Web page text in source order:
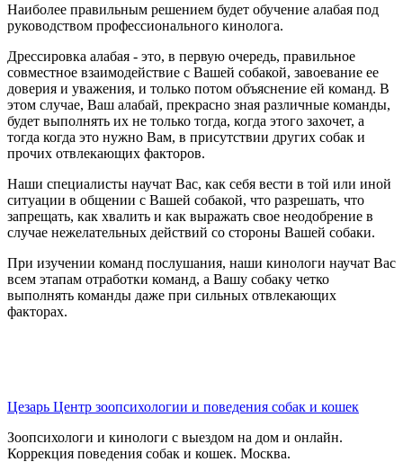
Наиболее правильным решением будет обучение алабая под
руководством профессионального кинолога.
Дрессировка алабая - это, в первую очередь, правильное
совместное взаимодействие с Вашей собакой, завоевание ее
доверия и уважения, и только потом объяснение ей команд. В
этом случае, Ваш алабай, прекрасно зная различные команды,
будет выполнять их не только тогда, когда этого захочет, а
тогда когда это нужно Вам, в присутствии других собак и
прочих отвлекающих факторов.
Наши специалисты научат Вас, как себя вести в той или иной
ситуации в общении с Вашей собакой, что разрешать, что
запрещать, как хвалить и как выражать свое неодобрение в
случае нежелательных действий со стороны Вашей собаки.
При изучении команд послушания, наши кинологи научат Вас
всем этапам отработки команд, а Вашу собаку четко
выполнять команды даже при сильных отвлекающих
факторах.
Цезарь Центр зоопсихологии и поведения собак и кошек
Зоопсихологи и кинологи с выездом на дом и онлайн.
Коррекция поведения собак и кошек. Москва.